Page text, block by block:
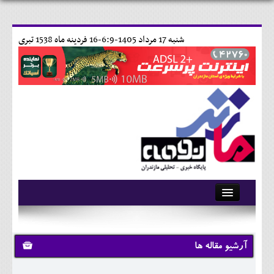
16 فردينه ماه 1538 تبری شنبه 17 مرداد 1405-6:9-
آرشیو
تماس با ما
وبلاگ
آرشیو مقاله ها